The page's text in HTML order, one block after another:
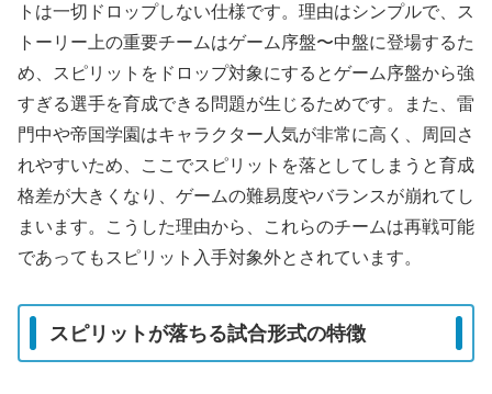
トは一切ドロップしない仕様です。理由はシンプルで、ス
トーリー上の重要チームはゲーム序盤〜中盤に登場するた
め、スピリットをドロップ対象にするとゲーム序盤から強
すぎる選手を育成できる問題が生じるためです。また、雷
門中や帝国学園はキャラクター人気が非常に高く、周回さ
れやすいため、ここでスピリットを落としてしまうと育成
格差が大きくなり、ゲームの難易度やバランスが崩れてし
まいます。こうした理由から、これらのチームは再戦可能
であってもスピリット入手対象外とされています。
スピリットが落ちる試合形式の特徴